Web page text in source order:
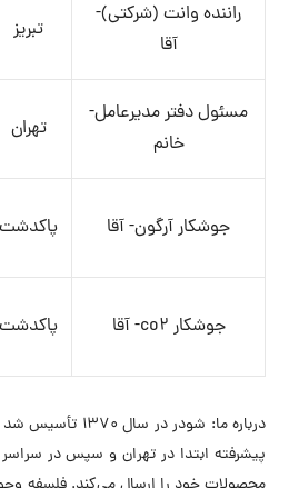
راننده وانت (شرکتی)-
آقا
تبریز
مسئول دفتر مدیرعامل-
خانم
تهران
جوشکار آرگون- آقا پاکدشت
جوشکار co2- آقا پاکدشت
درباره ما: شودر در
پیشرفته ابتدا در تهران و سپس در